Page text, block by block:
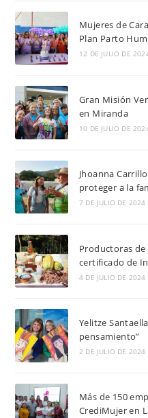
Mujeres de
Plan Parto
12 DE JULIO DE
Gran Misión
en Miranda
10 DE JULIO DE
Jhoanna
proteger a la
7 DE JULIO DE 2024
Productoras
certificado de
4 DE JULIO DE 2024
Yelitze
pensamiento”
2 DE JULIO DE 2024
Más de 150
CrediMujer en